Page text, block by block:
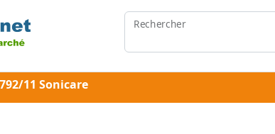
Rechercher
11 Sonicare